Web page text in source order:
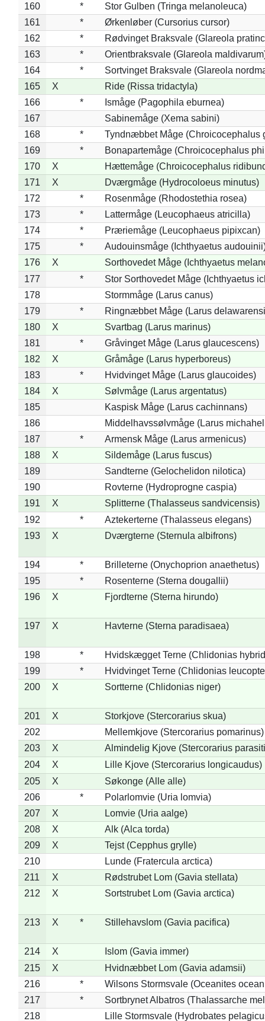
160 *
Stor Gulben (Tringa melanoleuca)
161
*
Ørkenløber (Cursorius cursor)
162
*
Rødvinget Braksvale (Glareola
163
*
Orientbraksvale (Glareola
164
*
Sortvinget Braksvale (Glareola
165
X
Ride (Rissa tridactyla)
166
*
Ismåge (Pagophila eburnea)
167
Sabinemåge (Xema sabini)
168
*
Tyndnæbbet Måge (Chroicocephalus
169
*
Bonapartemåge (Chroicocephalus
170
X
Hættemåge (Chroicocephalus
171
X
Dværgmåge (Hydrocoloeus minutus)
172
*
Rosenmåge (Rhodostethia rosea)
173
*
Lattermåge (Leucophaeus atricilla)
174
*
Præriemåge (Leucophaeus pipixcan)
175
*
Audouinsmåge (Ichthyaetus
176
X
Sorthovedet Måge (Ichthyaetus
177
*
Stor Sorthovedet Måge (Ichthyaetus
178
Stormmåge (Larus canus)
179
*
Ringnæbbet Måge (Larus
180
X
Svartbag (Larus marinus)
181
*
Gråvinget Måge (Larus glaucescens)
182
X
Gråmåge (Larus hyperboreus)
183
*
Hvidvinget Måge (Larus glaucoides)
184
X
Sølvmåge (Larus argentatus)
185
Kaspisk Måge (Larus cachinnans)
186
Middelhavssølvmåge (Larus
187
*
Armensk Måge (Larus armenicus)
188
X
Sildemåge (Larus fuscus)
189
Sandterne (Gelochelidon nilotica)
190
Rovterne (Hydroprogne caspia)
191
X
Splitterne (Thalasseus sandvicensis)
192
*
Aztekerterne (Thalasseus elegans)
193
X Dværgterne (Sternula albifrons)
194 *
Brilleterne (Onychoprion anaethetus)
195
*
Rosenterne (Sterna dougallii)
196
X Fjordterne (Sterna hirundo)
197 X Havterne (Sterna paradisaea)
198 *
Hvidskægget Terne (Chlidonias
199
*
Hvidvinget Terne (Chlidonias
200
X Sortterne (Chlidonias niger)
201 X
Storkjove (Stercorarius skua)
202
Mellemkjove (Stercorarius pomarinus)
203
X
Almindelig Kjove (Stercorarius
204
X
Lille Kjove (Stercorarius longicaudus)
205
X
Søkonge (Alle alle)
206
*
Polarlomvie (Uria lomvia)
207
X
Lomvie (Uria aalge)
208
X
Alk (Alca torda)
209
X
Tejst (Cepphus grylle)
210
Lunde (Fratercula arctica)
211
X
Rødstrubet Lom (Gavia stellata)
212
X Sortstrubet Lom (Gavia arctica)
213 X * Stillehavslom (Gavia pacifica)
214 X
Islom (Gavia immer)
215
X
Hvidnæbbet Lom (Gavia adamsii)
216
*
Wilsons Stormsvale (Oceanites
217
*
Sortbrynet Albatros (Thalassarche
218
Lille Stormsvale (Hydrobates